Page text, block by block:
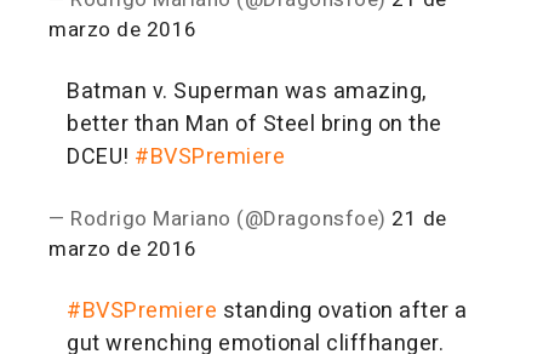
marzo de 2016
Batman v. Superman was amazing,
better than Man of Steel bring on the
DCEU! #BVSPremiere
— Rodrigo Mariano (@Dragonsfoe) 21 de
marzo de 2016
#BVSPremiere standing ovation after a
gut wrenching emotional cliffhanger.